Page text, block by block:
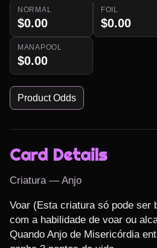
NORMAL
$0.00
FOIL
$0.00
MANAPOOL
$0.00
Product Odds
Card Details
Criatura — Anjo
Voar (Esta criatura só pode ser
com a habilidade de voar ou
Quando Anjo de Misericórdia